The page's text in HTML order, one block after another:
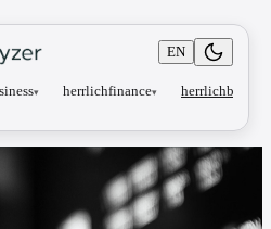
▾ herrlichfinance▾ herrlichblog
EN